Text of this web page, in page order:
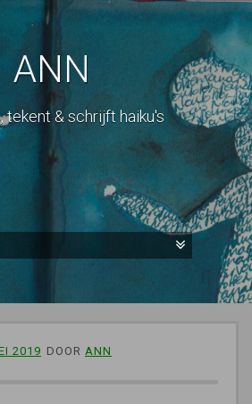
ANN
tekent & schrijft haiku's
2019 DOOR ANN